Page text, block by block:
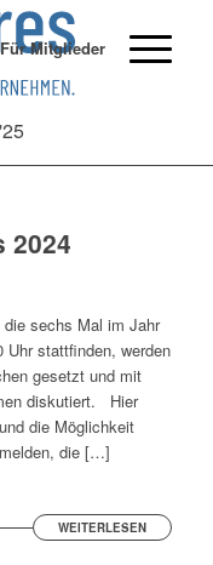
Für Mitglieder
2024
sechs Mal im Jahr
stattfinden, werden
gesetzt und mit
diskutiert. Hier
die Möglichkeit
die […]
WEITERLESEN